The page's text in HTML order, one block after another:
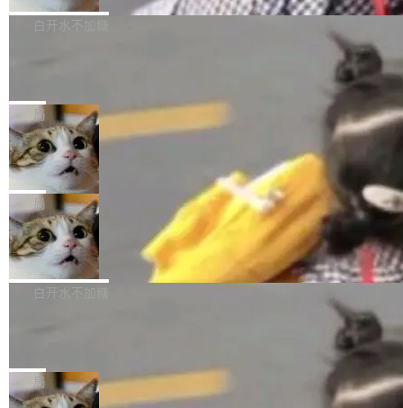
技术判断。 两行 prompt 就能个性化任何软件 C
ness 的内测，可以回复或私信联系我。请附上
Harness 负责把能力落到真实环境中——调用工
具、读写文件、管理上下文、处理错误、完成闭
环。崔添翼招人的标...
型的预览版本 SenseNova U1.5-Lite-Preview。
理解、推理、生成与编辑，还仅以 8B-MoT 的轻
量大小，将能力推进到4K、更精细的真实质感、
更复杂的视觉控制和可持续迭代编辑。 相比 U
1，U1.5-Lite-Preview 在以下方向上带来了显著
提升： 原生支持4K图像生成； 更精细的局部纹
理、细节与真实世界质感； 更准确的中英文文字
生成与复杂版式组织； 更稳定的图...
白开水不加糖
nap。这次是 hwctl——一个用来检查 Ubuntu
硬件认证状态的命令行工具。 Canonical 工程师
Alan Griffiths 在邮件列表中说得很直白：「hwc
tl 是一个 Ubuntu 专有的包，它和它的依赖项都
是 Ubuntu 专有的，不会用在其他发行版上。」
所以 deb 版本的受众实际上为零。既然只有 Ub
untu 用户在用，那用 snap 打包就没什么可纠结
的。 从 deb 到 snap 的迁移路径 hwctl 是 rust-
hwlib 硬件 API 库的一部分，命令行工具负责查
局
Dario Amodei 担心新人来 Anthropic
只为金钱，不为使命
顶级 AI 研究员在两家公司之间来回跳，中间只
隔了几天。 Lilian Weng 上周刚宣布因健康原因
离开 Thinking Machines Lab，说自己作为联合
创始人的角色「太累了」。几天后，The Inform
ation 就曝出她将重回 OpenAI，负责递归自我
改进方向的研究。她是 Thinking Machines 过
一在人才争夺战中失血的公司。六月，Google
连失两员大将：Noam Shazeer 去了 Op...
局
FFmpeg 9.0 发布
FFmpeg 9.0 现已发布，包含多项改进。官方更
新日志列出的 9.0 版本主要更新内容如下： 扩
er HE-AAC 960 解码 (DAB+) transpose_cuda
filter 添加 AMF Frame Rate Converter (vf_frc
白开水不加糖
Code 在 X 上发帖：「DeepSeek Flash did 8T
tokens on August 1st. 5T of free usage + 3T
局